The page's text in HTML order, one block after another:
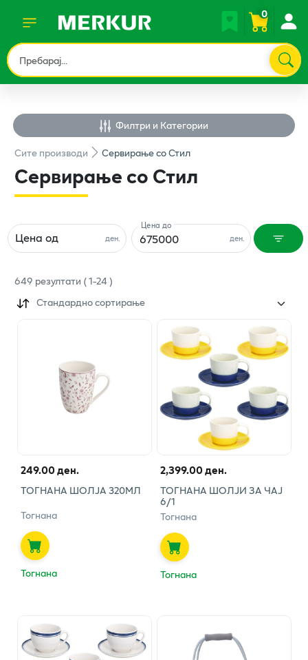
0
Филтри и Категории
Ситепроизводи Сервирање со Стил
Сервирање со Стил
ден.
Цена од ден.
Цена до
649 резултати (1-24)
Стандардно сортирање
249.00 ден.
ТОГНАНА ШОЛЈА 320МЛ
Тогнана
Тогнана
2,399.00 ден.
ТОГНАНА ШОЛЈИ ЗА ЧАЈ
6/1
Тогнана
Тогнана